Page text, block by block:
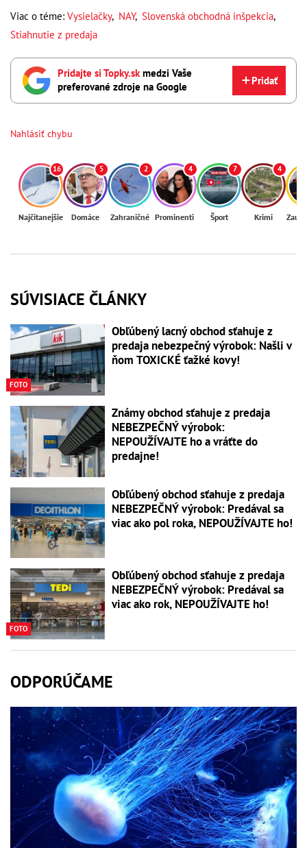
Viac o téme: Vysielačky, NAY, Slovenská obchodná inšpekcia,
Stiahnutie z predaja
Pridajte si Topky.skmedzi Vaše
preferované zdroje na Google
Pridať
Nahlásiť chybu
16
Najčítanejšie
5
Domáce
2
Zahraničné
4
Prominenti
7
Šport
4
Krimi
SÚVISIACE ČLÁNKY
FOTO
Obľúbený lacný obchod sťahuje z
predaja nebezpečný výrobok: Našli v
ňom TOXICKÉ ťažké kovy!
Známy obchod sťahuje z predaja
NEBEZPEČNÝ výrobok:
NEPOUŽÍVAJTE ho a vráťte do
predajne!
Obľúbený obchod sťahuje z predaja
NEBEZPEČNÝ výrobok: Predával sa
viac ako pol roka, NEPOUŽÍVAJTE ho!
FOTO
Obľúbený obchod sťahuje z predaja
NEBEZPEČNÝ výrobok: Predával sa
viac ako rok, NEPOUŽÍVAJTE ho!
ODPORÚČAME